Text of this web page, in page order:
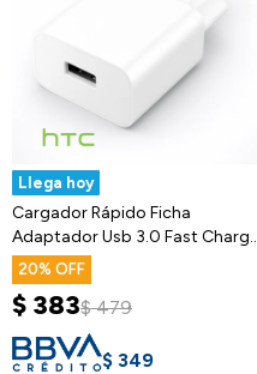
Llega hoy
Cargador Rápido Ficha
Adaptador Usb 3.0 Fast Charge
Celular
20
$ 383$ 479
$ 349